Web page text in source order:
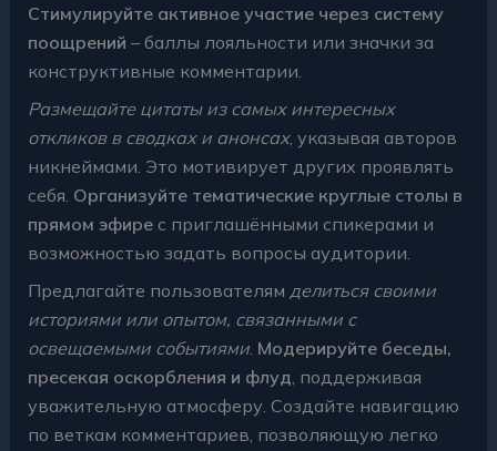
Стимулируйте активное участие через систему
поощрений – баллы лояльности или значки за
конструктивные комментарии.
Размещайте цитаты из самых интересных
откликов в сводках и анонсах, указывая авторов
никнеймами. Это мотивирует других проявлять
себя. Организуйте тематические круглые столы в
прямом эфирес приглашёнными спикерами и
возможностью задать вопросы аудитории.
Предлагайте пользователям делиться своими
историями или опытом, связанными с
освещаемыми событиями. Модерируйте беседы,
пресекая оскорбления и флуд , поддерживая
уважительную атмосферу. Создайте навигацию
по веткам комментариев, позволяющую легко